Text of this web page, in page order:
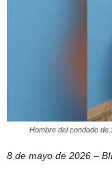
Hombre del condado de
8 de mayo de 2026 –